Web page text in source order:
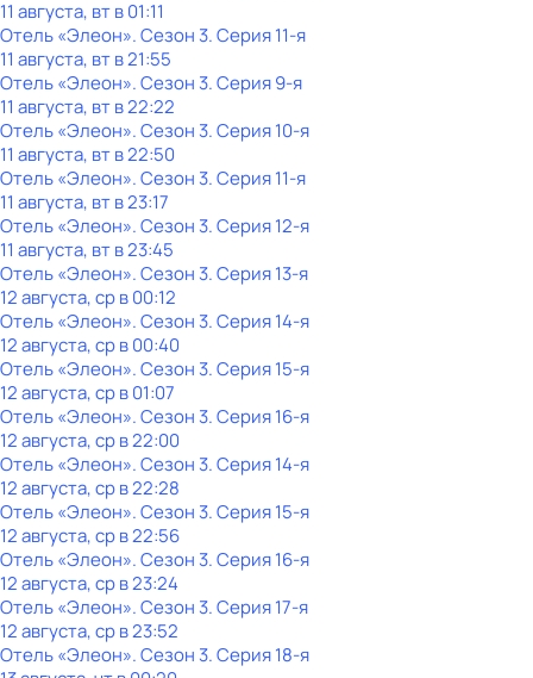
11 августа, вт в 01:11
Отель «Элеон». Сезон 3. Серия 11-я
11 августа, вт в 21:55
Отель «Элеон». Сезон 3. Серия 9-я
11 августа, вт в 22:22
Отель «Элеон». Сезон 3. Серия 10-я
11 августа, вт в 22:50
Отель «Элеон». Сезон 3. Серия 11-я
11 августа, вт в 23:17
Отель «Элеон». Сезон 3. Серия 12-я
11 августа, вт в 23:45
Отель «Элеон». Сезон 3. Серия 13-я
12 августа, ср в 00:12
Отель «Элеон». Сезон 3. Серия 14-я
12 августа, ср в 00:40
Отель «Элеон». Сезон 3. Серия 15-я
12 августа, ср в 01:07
Отель «Элеон». Сезон 3. Серия 16-я
12 августа, ср в 22:00
Отель «Элеон». Сезон 3. Серия 14-я
12 августа, ср в 22:28
Отель «Элеон». Сезон 3. Серия 15-я
12 августа, ср в 22:56
Отель «Элеон». Сезон 3. Серия 16-я
12 августа, ср в 23:24
Отель «Элеон». Сезон 3. Серия 17-я
12 августа, ср в 23:52
Отель «Элеон». Сезон 3. Серия 18-я